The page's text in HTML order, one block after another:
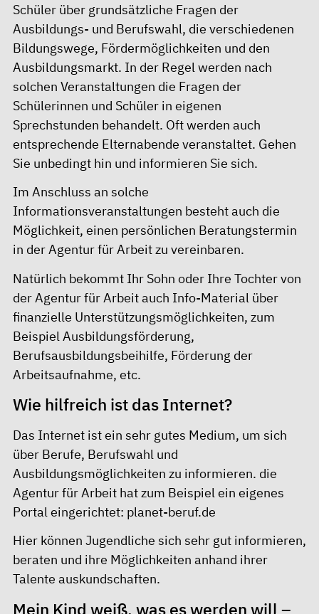
Schüler über grundsätzliche Fragen der
Ausbildungs- und Berufswahl, die verschiedenen
Bildungswege, Fördermöglichkeiten und den
Ausbildungsmarkt. In der Regel werden nach
solchen Veranstaltungen die Fragen der
Schülerinnen und Schüler in eigenen
Sprechstunden behandelt. Oft werden auch
entsprechende Elternabende veranstaltet. Gehen
Sie unbedingt hin und informieren Sie sich.
Im Anschluss an solche
Informationsveranstaltungen besteht auch die
Möglichkeit, einen persönlichen Beratungstermin
in der Agentur für Arbeit zu vereinbaren.
Natürlich bekommt Ihr Sohn oder Ihre Tochter von
der Agentur für Arbeit auch Info-Material über
finanzielle Unterstützungsmöglichkeiten, zum
Beispiel Ausbildungsförderung,
Berufsausbildungsbeihilfe, Förderung der
Arbeitsaufnahme, etc.
Wie hilfreich ist das Internet?
Das Internet ist ein sehr gutes Medium, um sich
über Berufe, Berufswahl und
Ausbildungsmöglichkeiten zu informieren. die
Agentur für Arbeit hat zum Beispiel ein eigenes
Portal eingerichtet: planet-beruf.de
Hier können Jugendliche sich sehr gut informieren,
beraten und ihre Möglichkeiten anhand ihrer
Talente auskundschaften.
Mein Kind weiß, was es werden will –